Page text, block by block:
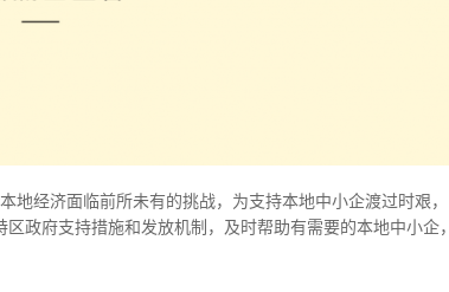
地经济面临前所未有的挑战，为支持本地中小企渡过时艰，
政府支持措施和发放机制，及时帮助有需要的本地中小企